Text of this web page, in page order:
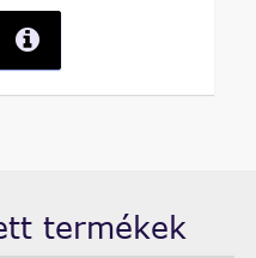
termékek